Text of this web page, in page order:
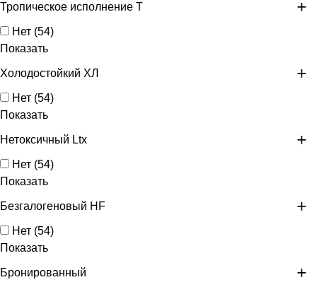
Тропическое исполнение Т
Нет (54)
Показать
Холодостойкий ХЛ
Нет (54)
Показать
Нетоксичный Ltx
Нет (54)
Показать
Безгалогеновый HF
Нет (54)
Показать
Бронированный